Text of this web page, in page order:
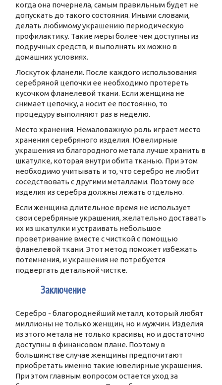
когда она почернела, самым правильным будет не
допускать до такого состояния. Иными словами,
делать любимому украшению периодическую
профилактику. Такие меры более чем доступны из
подручных средств, и выполнять их можно в
домашних условиях.
Лоскуток фланели. После каждого использования
серебряной цепочки ее необходимо протереть
кусочком фланелевой ткани. Если женщина не
снимает цепочку, а носит ее постоянно, то
процедуру выполняют раз в неделю.
Место хранения. Немаловажную роль играет место
хранения серебряного изделия. Ювелирные
украшения из благородного метала лучше хранить в
шкатулке, которая внутри обита тканью. При этом
необходимо учитывать и то, что серебро не любит
соседствовать с другими металлами. Поэтому все
изделия из серебра должны лежать отдельно.
Если женщина длительное время не использует
свои серебряные украшения, желательно доставать
их из шкатулки и устраивать небольшое
проветривание вместе с чисткой с помощью
фланелевой ткани. Этот метод поможет избежать
потемнения, и украшения не потребуется
подвергать детальной чистке.
Заключение
Серебро - благороднейший металл, который любят
миллионы не только женщин, но и мужчин. Изделия
из этого метала не только красивы, но и достаточно
доступны в финансовом плане. Поэтому в
большинстве случае женщины предпочитают
приобретать именно такие ювелирные украшения.
При этом главным вопросом остается уход за